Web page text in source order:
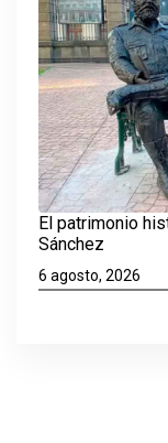
El patrimonio
Sánchez
6 agosto, 2026